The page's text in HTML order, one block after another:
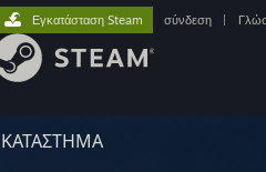
ΚΑΤΑΣΤΗΜΑ
Εγκατάσταση Steam σύνδεση